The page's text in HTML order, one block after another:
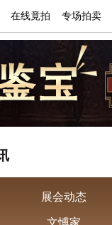
在线竟拍 专场拍卖
展会动态
文愽家